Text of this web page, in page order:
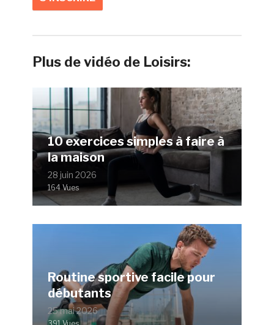
Plus de vidéo de Loisirs:
10 exercices simples à faire à
la maison
28 juin 2026
164 Vues
Routine sportive facile pour
débutants
25 mai 2026